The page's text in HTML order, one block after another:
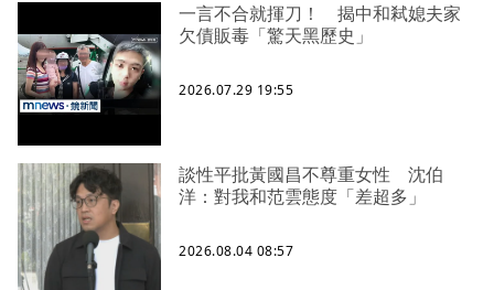
一言不合就揮刀！ 揭中和弒媳夫家
欠債販毒「驚天黑歷史」
2026.07.29 19:55
談性平批黃國昌不尊重女性 沈伯
洋：對我和范雲態度「差超多」
2026.08.04 08:57